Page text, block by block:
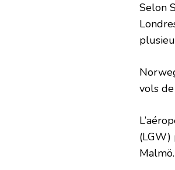
Selon
vols
(LGW)
Malmö.